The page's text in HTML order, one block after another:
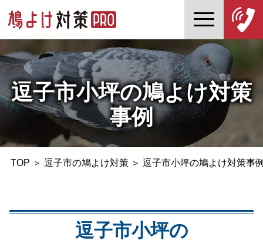
逗子市小坪の鳩よけ対策
事例
TOP ＞ 逗子市の鳩よけ対策＞ 逗子市小坪の鳩よけ対策事
逗子市小坪の